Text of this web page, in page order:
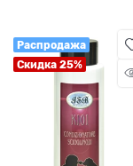
Распродажа
Скидка 25%